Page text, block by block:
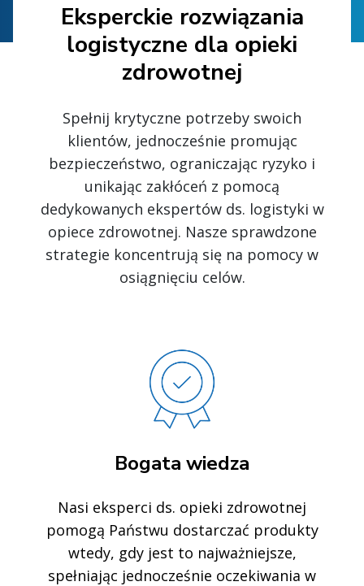
Eksperckie rozwiązania
logistyczne dla opieki
zdrowotnej
Spełnij krytyczne potrzeby swoich
klientów, jednocześnie promując
bezpieczeństwo, ograniczając ryzyko i
unikając zakłóceń z pomocą
dedykowanych ekspertów ds. logistyki w
opiece zdrowotnej. Nasze sprawdzone
strategie koncentrują się na pomocy w
osiągnięciu celów.
Bogata wiedza
Nasi eksperci ds. opieki zdrowotnej
pomogą Państwu dostarczać produkty
wtedy, gdy jest to najważniejsze,
spełniając jednocześnie oczekiwania w